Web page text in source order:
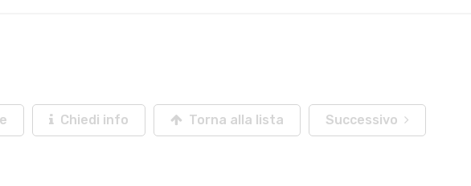
Chiedi info Torna alla lista Successivo